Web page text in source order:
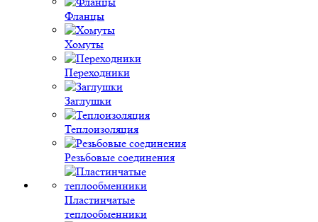
Фланцы
Хомуты
Переходники
Заглушки
Теплоизоляция
Резьбовые соединения
Пластинчатые
теплообменники